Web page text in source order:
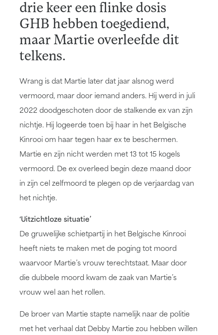
drie keer een flinke dosis
GHB hebben toegediend,
maar Martie overleefde dit
telkens.
Wrang is dat Martie later dat jaar alsnog werd
vermoord, maar door iemand anders. Hij werd in juli
2022 doodgeschoten door de stalkende ex van zijn
nichtje. Hij logeerde toen bij haar in het Belgische
Kinrooi om haar tegen haar ex te beschermen.
Martie en zijn nicht werden met 13 tot 15 kogels
vermoord. De ex overleed begin deze maand door
in zijn cel zelfmoord te plegen op de verjaardag van
het nichtje.
‘Uitzichtloze situatie’
De gruwelijke schietpartij in het Belgische Kinrooi
heeft niets te maken met de poging tot moord
waarvoor Martie’s vrouw terechtstaat. Maar door
die dubbele moord kwam de zaak van Martie’s
vrouw wel aan het rollen.
De broer van Martie stapte namelijk naar de politie
met het verhaal dat Debby Martie zou hebben willen